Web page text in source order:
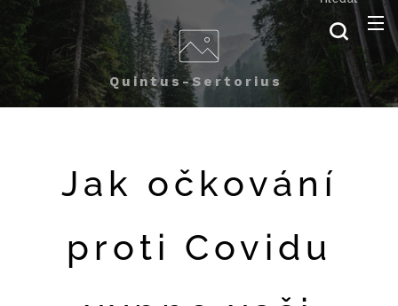
Quintus-Sertorius
Jak očkování
proti Covidu